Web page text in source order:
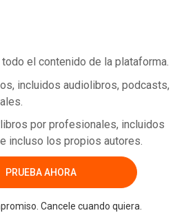
el contenido de la plataforma.
incluidos audiolibros, podcasts,
por profesionales, incluidos
incluso los propios autores.
PRUEBA AHORA
Cancele cuando quiera.